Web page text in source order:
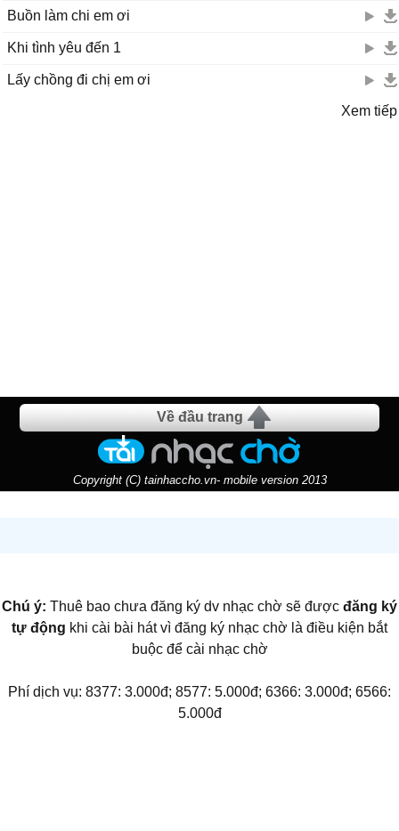
Buồn làm chi em ơi
Khi tình yêu đến 1
Lấy chồng đi chị em ơi
Xem tiếp
Về đầu trang
Copyright (C) tainhaccho.vn- mobile version 2013
Chú ý: Thuê bao chưa đăng ký dv nhạc chờ sẽ được đăng ký
tự động khi cài bài hát vì đăng ký nhạc chờ là điều kiện bắt
buộc để cài nhạc chờ
Phí dịch vụ: 8377: 3.000đ; 8577: 5.000đ; 6366: 3.000đ; 6566:
5.000đ